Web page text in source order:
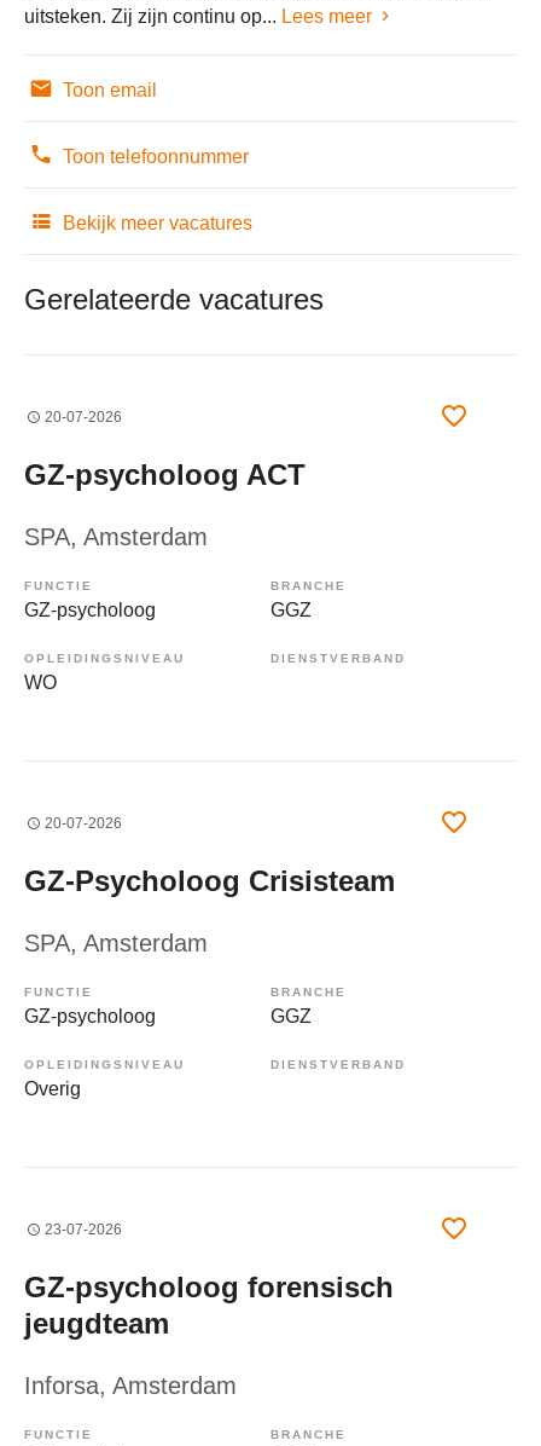
uitsteken. Zij zijn continu op... Lees meer
Toon email
Toon telefoonnummer
Bekijk meer vacatures
Gerelateerde vacatures
20-07-2026
GZ-psycholoog ACT
SPA, Amsterdam
FUNCTIE
GZ-psycholoog
BRANCHE
GGZ
OPLEIDINGSNIVEAU
WO
DIENSTVERBAND
20-07-2026
GZ-Psycholoog Crisisteam
SPA, Amsterdam
FUNCTIE
GZ-psycholoog
BRANCHE
GGZ
OPLEIDINGSNIVEAU
Overig
DIENSTVERBAND
23-07-2026
GZ-psycholoog forensisch
jeugdteam
Inforsa, Amsterdam
FUNCTIE BRANCHE